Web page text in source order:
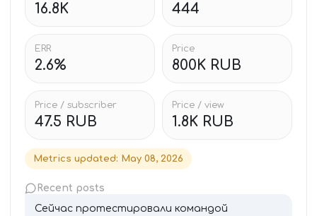
16.8K 444
ERR
2.6%
Price
800K RUB
Price / subscriber
47.5 RUB
Price / view
1.8K RUB
Metrics updated: May 08, 2026
Recent posts
Сейчас протестировали командой